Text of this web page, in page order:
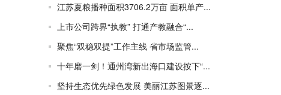
江苏夏粮播种面积3706.2万亩 面积单产...
上市公司跨界“执教” 打通产教融合“...
聚焦“双稳双提”工作主线 省市场监管...
十年磨一剑！通州湾新出海口建设按下“...
坚持生态优先绿色发展 美丽江苏图景逐...